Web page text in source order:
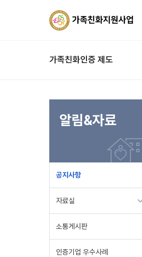
가족친화인증 제도
알림&자료
공지사항
자료실
소통게시판
인증기업 우수사례